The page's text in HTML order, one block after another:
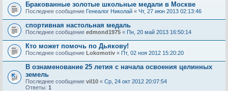
Бракованные золотые школьные медали в Москве
Последнее сообщение Генеалог Николай « Чт, 27 июн 2013 02:13:46
спортивная настольная медаль
Последнее сообщение edmond1975 « Пн, 20 май 2013 16:50:14
Кто может помочь по Дьякову!
Последнее сообщение Lokomotiv « Пт, 02 ноя 2012 15:20:20
В ознаменование 25 летия с начала освоения целинных
земель
Последнее сообщение vil10 « Ср, 24 окт 2012 20:07:54
Ответы: 1